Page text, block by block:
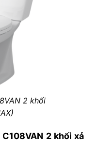
2 khối
2 khối xả